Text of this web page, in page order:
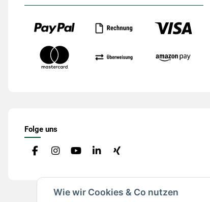
Wie wir Cookies & Co nutzen
Folge uns